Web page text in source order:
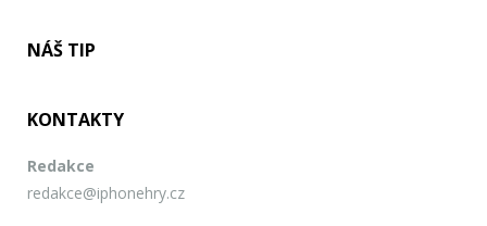
NÁŠ TIP
KONTAKTY
Redakce
redakce@iphonehry.cz